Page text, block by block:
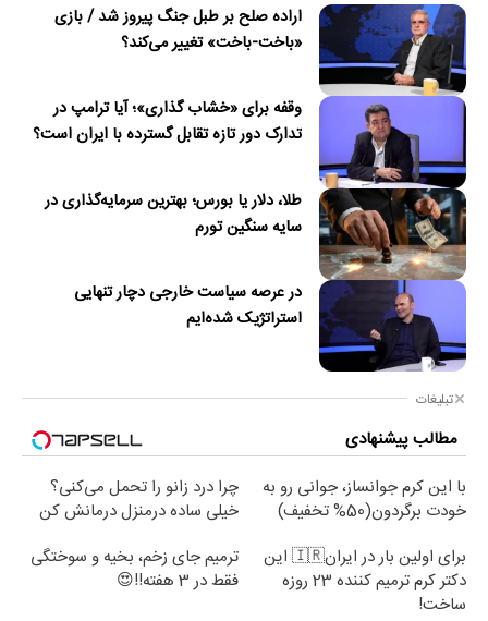
اراده صلح بر طبل جنگ پیروز شد / بازی
«باخت-باخت» تغییر می‌کند؟
وقفه برای «خشاب گذاری»؛ آیا ترامپ در
تدارک دور تازه تقابل گسترده با ایران است؟
طلا، دلار یا بورس؛ بهترین سرمایه‌گذاری در
سایه سنگین تورم
در عرصه سیاست خارجی دچار تنهایی
استراتژیک شده‌ایم
تبلیغات
مطالب پیشنهادی
با این کرم جوانساز، جوانی رو به
خودت برگردون(50% تخفیف)
چرا درد زانو را تحمل می‌کنی؟
خیلی ساده درمنزل درمانش کن
برای اولین بار در ایران🇮🇷 این
دکتر کرم ترمیم کننده 23 روزه
ساخت!
ترمیم جای زخم، بخیه و سوختگی
فقط در 3 هفته!!😍